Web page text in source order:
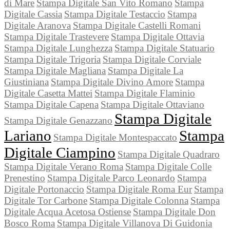
di Mare Stampa Digitale San Vito Romano Stampa
Digitale Cassia Stampa Digitale Testaccio Stampa
Digitale Aranova Stampa Digitale Castelli Romani
Stampa Digitale Trastevere Stampa Digitale Ottavia
Stampa Digitale Lunghezza Stampa Digitale Statuario
Stampa Digitale Trigoria Stampa Digitale Corviale
Stampa Digitale Magliana Stampa Digitale La
Giustiniana Stampa Digitale Divino Amore Stampa
Digitale Casetta Mattei Stampa Digitale Flaminio
Stampa Digitale Capena Stampa Digitale Ottaviano
Stampa Digitale Genazzano Stampa Digitale
Lariano Stampa Digitale Montespaccato Stampa
Digitale Ciampino Stampa Digitale Quadraro
Stampa Digitale Verano Roma Stampa Digitale Colle
Prenestino Stampa Digitale Parco Leonardo Stampa
Digitale Portonaccio Stampa Digitale Roma Eur Stampa
Digitale Tor Carbone Stampa Digitale Colonna Stampa
Digitale Acqua Acetosa Ostiense Stampa Digitale Don
Bosco Roma Stampa Digitale Villanova Di Guidonia